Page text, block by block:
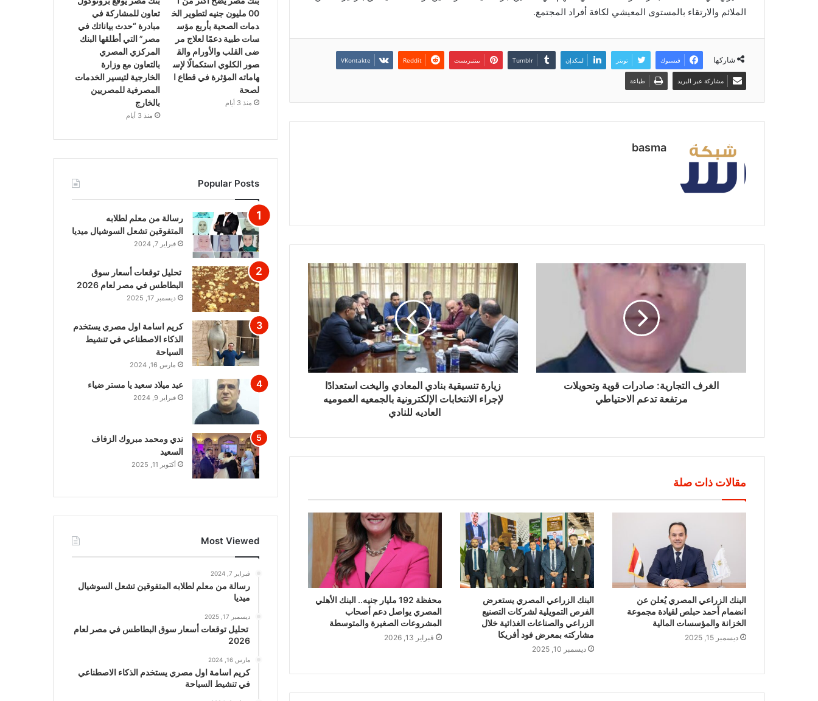
الملائم والارتقاء بالمستوى المعيشي لكافة أفراد المجتمع.
شاركها فيسبوك تويتر لينكدإن بينتيريست
مشاركة عبر البريد طباعة
basma
الغرف التجارية: صادرات قوية وتحويلات
مرتفعة تدعم الاحتياطي
زيارة تنسيقية بنادي المعادي واليخت استعدادًا
لإجراء الانتخابات الإلكترونية بالجمعيه العموميه
العاديه للنادي
مقالات ذات صلة
البنك الزراعي المصري يُعلن عن
انضمام أحمد حبلص لقيادة مجموعة
الخزانة والمؤسسات المالية
ديسمبر 15, 2025
البنك الزراعي المصري يستعرض
الفرص التمويلية لشركات التصنيع
الزراعي والصناعات الغذائية خلال
مشاركته بمعرض فود أفريكا
ديسمبر 10, 2025
محفظة 192 مليار جنيه.. البنك الأهلي
المصري يواصل دعم أصحاب
المشروعات الصغيرة والمتوسطة
فبراير 13, 2026
00 مليون جنيه لتطوير الخ
دمات الصحية بأربع مؤس
سات طبية دعمًا لعلاج مر
ضى القلب والأورام والق
صور الكلوي استكمالًا لإس
هاماته المؤثرة في قطاع ا
لصحة
منذ 3 أيام
تعاون للمشاركة في
مبادرة “حدث بياناتك في
مصر” التي أطلقها البنك
المركزي المصري
بالتعاون مع وزارة
الخارجية لتيسير الخدمات
المصرفية للمصريين
بالخارج
منذ 3 أيام
Popular Posts
رسالة من معلم لطلابه
المتفوقين تشعل السوشيال ميديا
فبراير 7, 2024
تحليل توقعات أسعار سوق
البطاطس في مصر لعام 2026
ديسمبر 17, 2025
كريم اسامة اول مصري يستخدم
الذكاء الاصطناعي في تنشيط
السياحة
مارس 16, 2024
عيد ميلاد سعيد يا مستر ضياء
فبراير 9, 2024
ندي ومحمد مبروك الزفاف
السعيد
أكتوبر 11, 2025
Most Viewed
فبراير 7, 2024
رسالة من معلم لطلابه المتفوقين تشعل السوشيال
ميديا
ديسمبر 17, 2025
تحليل توقعات أسعار سوق البطاطس في مصر لعام
2026
مارس 16, 2024
كريم اسامة اول مصري يستخدم الذكاء الاصطناعي
في تنشيط السياحة